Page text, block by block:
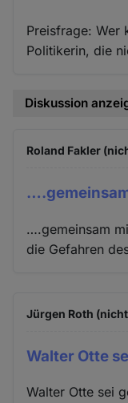
Preisfrage: Wer
Politikerin, die
Diskussion
Roland Fakler
….gemeinsam
die Gefahren
Jürgen Roth
Walter Otte
Walter Otte sei